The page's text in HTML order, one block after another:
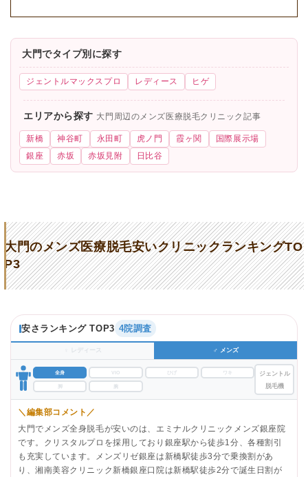
大門でタイプ別に探す
ジェントルマックスプロ レディース ヒゲ
エリアから探す 大門周辺のメンズ医療脱毛クリニック記事
新橋 神谷町 永田町 虎ノ門 霞ヶ関
国際展示場
銀座
赤坂 赤坂見附 日比谷
大門のメンズ医療脱毛安いクリニックランキングTO
P3
安さランキング TOP3 4院調査
♀ レディース ♂ メンズ
全身 VIO ひげ ワキ
脚
ジェントル
脱毛機
＼編集部コメント／
大門でメンズ全身脱毛が安いのは、エミナルクリニックメンズ銀座院
です。クリスタルプロを採用しており銀座駅から徒歩1分、各種割引
も充実しています。メンズリゼ銀座は新橋駅徒歩3分で乗換割があ
り、湘南美容クリニック新橋銀座口院は新橋駅徒歩2分で誕生日割が